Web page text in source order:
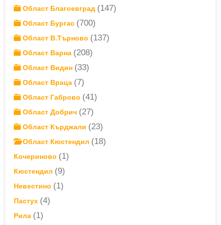
Област Благоевград (147)
Област Бургас (700)
Област В.Търново (137)
Област Варна (208)
Област Видин (33)
Област Враца (7)
Област Габрово (41)
Област Добрич (27)
Област Кърджали (23)
Област Кюстендил (18)
Кочериново (1)
Кюстендил (9)
Невестино (1)
Пастух (4)
Рила (1)